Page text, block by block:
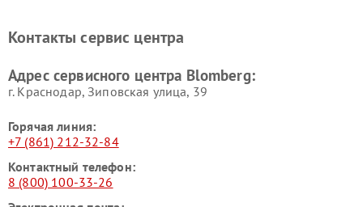
Контакты сервис центра
Адрес сервисного центра Blomberg:
г. Краснодар, Зиповская улица, 39
Горячая линия:
+7 (861) 212-32-84
Контактный телефон:
8 (800) 100-33-26